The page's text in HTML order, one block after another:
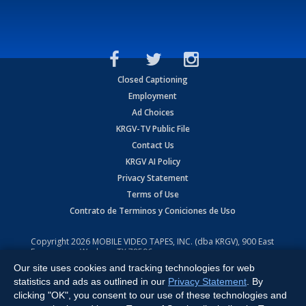
Closed Captioning
Employment
Ad Choices
KRGV-TV Public File
Contact Us
KRGV AI Policy
Privacy Statement
Terms of Use
Contrato de Terminos y Coniciones de Uso
Copyright2026 MOBILE VIDEO TAPES, INC. (dba KRGV), 900 East
Expressway, Weslaco, TX 78596.
All Rights Reserved. Powered by:Ruby Shore Software
Our site uses cookies and tracking technologies for web
statistics and ads as outlined in our Privacy Statement . By
clicking "OK", you consent to our use of these technologies and